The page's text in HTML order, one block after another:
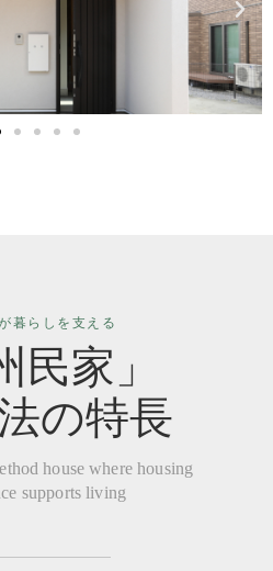
暮らしを支える
民家」
の特長
house where housing
supports living